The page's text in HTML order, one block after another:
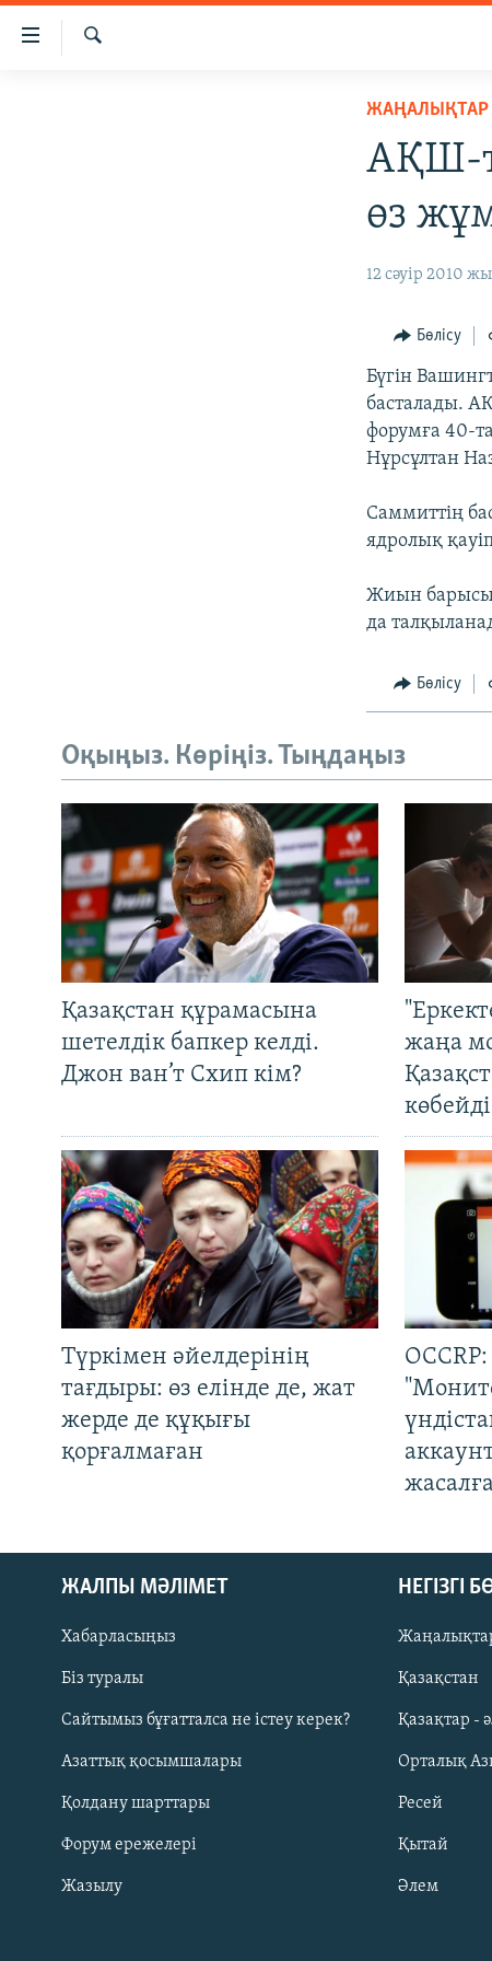
Accessibility
Русский
ЖАЗЫЛЫҢЫЗ
ЖАҢАЛЫҚТАР
АҚШ-
өз
12 сәуір 2010
Бөлісу
Бүгін
басталады.
форумға 40-
Нұрсұлтан
Саммиттің
ядролық
Жиын
да
Бөлісу
Оқыңыз. Көріңіз. Тыңдаңыз
Қазақстан құрамасына
шетелдік бапкер келді.
Джон ван’т Схип кім?
жаңа
Түркімен әйелдерінің
тағдыры: өз елінде де, жат
жерде де құқығы
қорғалмаған
ЖАЛПЫ МӘЛІМЕТ
Хабарласыңыз
Біз туралы
Сайтымыз бұғатталса не істеу керек?
Азаттық қосымшалары
Қолдану шарттары
Форум ережелері
Жазылу
НЕГІЗГІ
Қазақстан
Қазақтар -
Орталық
Ресей
Қытай
Әлем